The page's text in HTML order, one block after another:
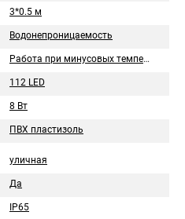
3*0.5 м
Водонепроницаемость
Работа при минусовых температурах
112 LED
8 Вт
ПВХ пластизоль
уличная
Да
IP65